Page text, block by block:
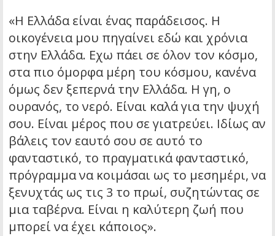
«Η Ελλάδα είναι ένας παράδεισος. Η
οικογένεια μου πηγαίνει εδώ και χρόνια
στην Ελλάδα. Εχω πάει σε όλον τον κόσμο,
στα πιο όμορφα μέρη του κόσμου, κανένα
όμως δεν ξεπερνά την Ελλάδα. Η γη, ο
ουρανός, το νερό. Είναι καλά για την ψυχή
σου. Είναι μέρος που σε γιατρεύει. Ιδίως αν
βάλεις τον εαυτό σου σε αυτό το
φανταστικό, το πραγματικά φανταστικό,
πρόγραμμα να κοιμάσαι ως το μεσημέρι, να
ξενυχτάς ως τις 3 το πρωί, συζητώντας σε
μια ταβέρνα. Είναι η καλύτερη ζωή που
μπορεί να έχει κάποιος».